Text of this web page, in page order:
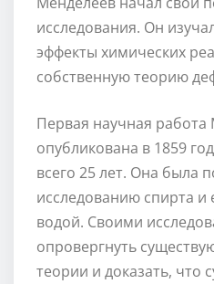
исследования. Он
эффекты химических
собственную теорию
Первая научная
опубликована в 1859
всего 25 лет. Она была
исследованию спирта и
водой. Своими
опровергнуть
теории и доказать, что